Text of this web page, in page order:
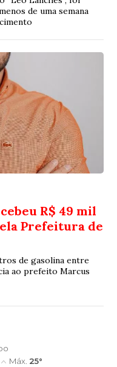
de uma semana
R$ 49 mil
Prefeitura de
de gasolina entre
ao prefeito Marcus
Máx. 25°